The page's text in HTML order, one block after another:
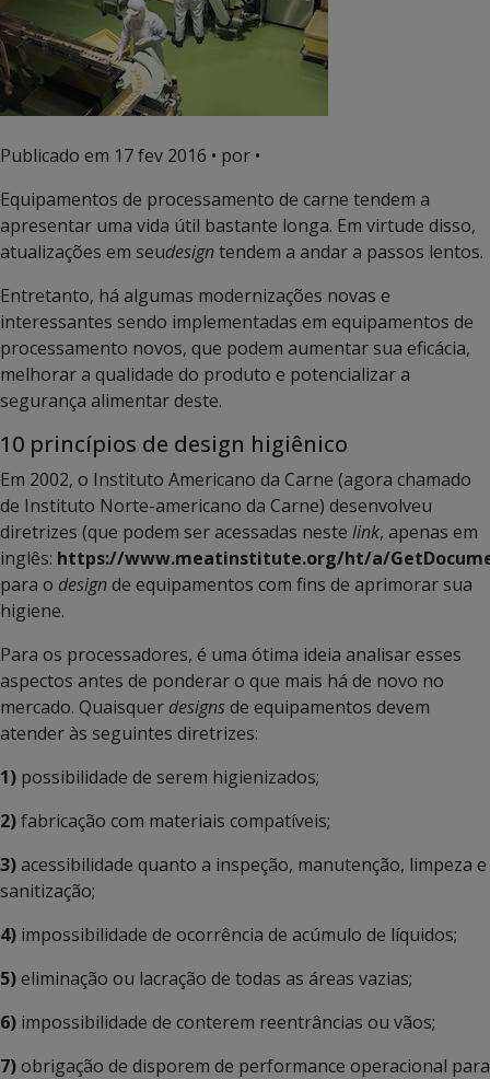
Publicado em 17 fev 2016 • por •
Equipamentos de processamento de carne tendem a
apresentar uma vida útil bastante longa. Em virtude disso,
atualizações em seudesigntendem a andar a passos lentos.
Entretanto, há algumas modernizações novas e
interessantes sendo implementadas em equipamentos de
processamento novos, que podem aumentar sua eficácia,
melhorar a qualidade do produto e potencializar a
segurança alimentar deste.
10 princípios de design higiênico
Em 2002, o Instituto Americano da Carne (agora chamado
de Instituto Norte-americano da Carne) desenvolveu
diretrizes (que podem ser acessadas neste link, apenas em
inglês: https://www.meatinstitute.org/ht/a/
para o designde equipamentos com fins de aprimorar sua
higiene.
Para os processadores, é uma ótima ideia analisar esses
aspectos antes de ponderar o que mais há de novo no
mercado. Quaisquer designsde equipamentos devem
atender às seguintes diretrizes:
1) possibilidade de serem higienizados;
2)fabricação com materiais compatíveis;
3)acessibilidade quanto a inspeção, manutenção, limpeza e
sanitização;
4) impossibilidade de ocorrência de acúmulo de líquidos;
5)eliminação ou lacração de todas as áreas vazias;
6) impossibilidade de conterem reentrâncias ou vãos;
7)obrigação de disporem de performance operacional para